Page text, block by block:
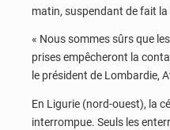
matin, suspendant de fait
« Nous sommes sûrs que
prises empêcheront la
le président de Lombardie,
En Ligurie (nord-ouest), la
interrompue. Seuls les